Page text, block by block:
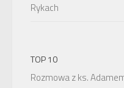
Rykach
TOP 10
Rozmowa z ks.